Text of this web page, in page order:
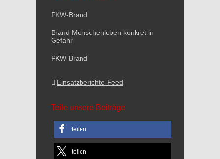
PKW-Brand
Brand Menschenleben konkret in
Gefahr
PKW-Brand
Einsatzberichte-Feed
Teile unsere Beiträge
teilen
teilen